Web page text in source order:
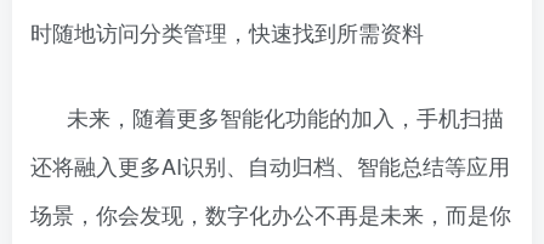
时随地访问分类管理，快速找到所需资料
未来，随着更多智能化功能的加入，手机扫描
还将融入更多AI识别、自动归档、智能总结等应用
场景，你会发现，数字化办公不再是未来，而是你